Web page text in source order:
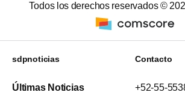
Todos los derechos reservados ©
sdpnoticias
Últimas Noticias
Contacto
+52-55-